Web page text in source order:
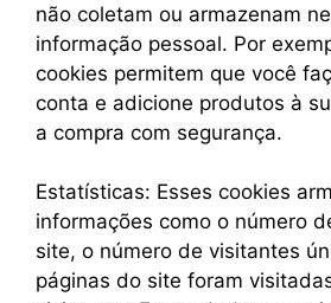
não coletam ou armazenam
informação pessoal. Por
cookies permitem que você
conta e adicione produtos à
a compra com segurança.
Estatísticas: Esses cookies
informações como o número
site, o número de visitantes
páginas do site foram